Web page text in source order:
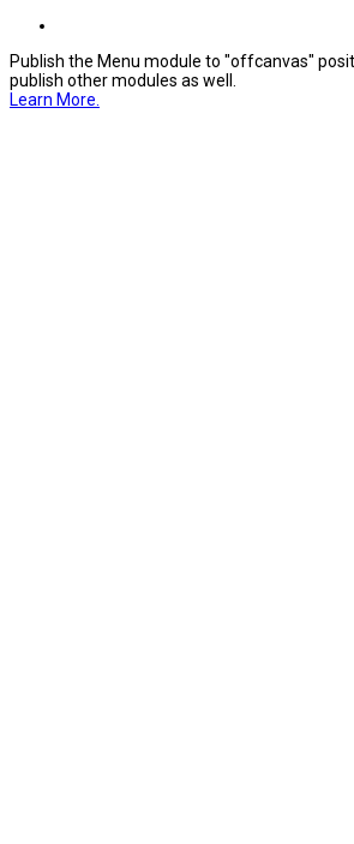
Publish the Menu module to "offcanvas"
publish other modules as well.
Learn More.